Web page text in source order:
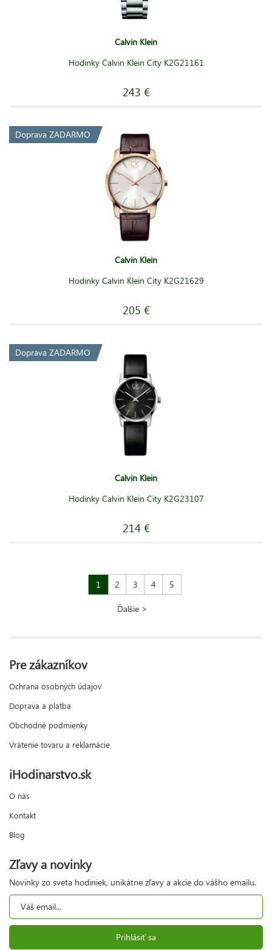
Calvin Klein
Hodinky Calvin Klein City K2G21161
243 €
Doprava ZADARMO
Calvin Klein
Hodinky Calvin Klein City K2G21629
205 €
Doprava ZADARMO
Calvin Klein
Hodinky Calvin Klein City K2G23107
214 €
1 2 3 4 5
Ďalšie >
Pre zákazníkov
Ochrana osobných údajov
Doprava a platba
Obchodné podmienky
Vrátenie tovaru a reklamácie
iHodinarstvo.sk
O nás
Kontakt
Blog
Zľavy a novinky
Novinky zo sveta hodiniek, unikátne zľavy a akcie do vášho emailu.
Prihlásiť sa